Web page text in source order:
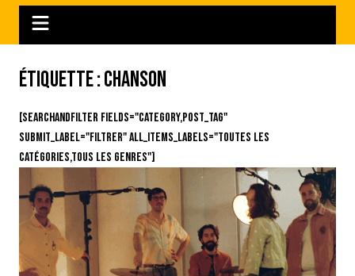
Étiquette :Chanson
[searchandfilter fields="category,post_tag"
submit_label="Filtrer" all_items_labels="Toutes les
catégories,Tous les genres"]